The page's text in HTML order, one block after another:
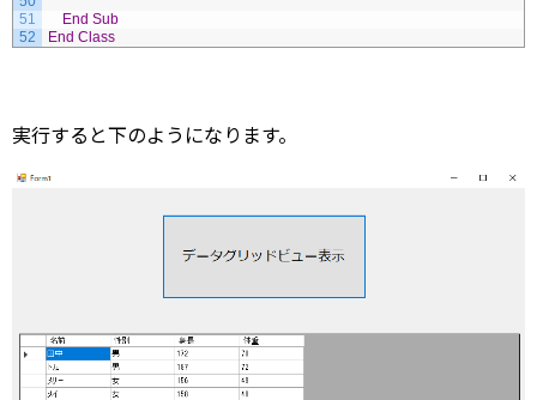
51
52
End Sub
End Class
実行すると下のようになります。